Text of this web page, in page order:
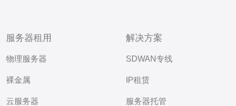
服务器租用
物理服务器
裸金属
云服务器
解决方案
SDWAN专线
IP租赁
服务器托管